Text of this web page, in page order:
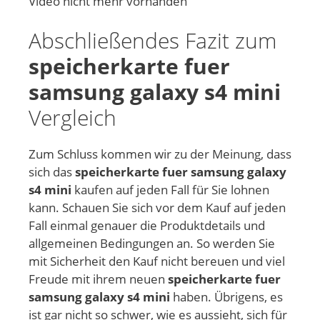
Abschließendes Fazit zum
speicherkarte fuer
samsung galaxy s4 mini
Vergleich
Zum Schluss kommen wir zu der Meinung, dass
sich dasspeicherkarte fuer samsung galaxy
s4 mini kaufen auf jeden Fall für Sie lohnen
kann. Schauen Sie sich vor dem Kauf auf jeden
Fall einmal genauer die Produktdetails und
allgemeinen Bedingungen an. So werden Sie
mit Sicherheit den Kauf nicht bereuen und viel
Freude mit ihrem neuen speicherkarte fuer
samsung galaxy s4 mini haben. Übrigens, es
ist gar nicht so schwer, wie es aussieht, sich für